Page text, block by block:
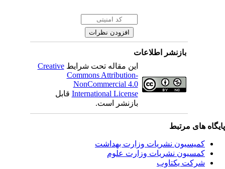
بازنشر اطلاعات
این مقاله تحت شرایطCreative
Commons Attribution-
NonCommercial 4.0
International Licenseقابل
بازنشر است.
های مرتبط
کمیسیون نشریات وزارت بهداشت
کمسیون نشریات وزارت علوم
شرکت یکتاوب